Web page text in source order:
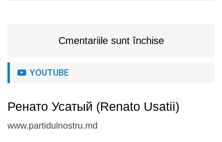
Cmentariile sunt închise
YOUTUBE
Ренато Усатый (Renato Usatii)
www.partidulnostru.md